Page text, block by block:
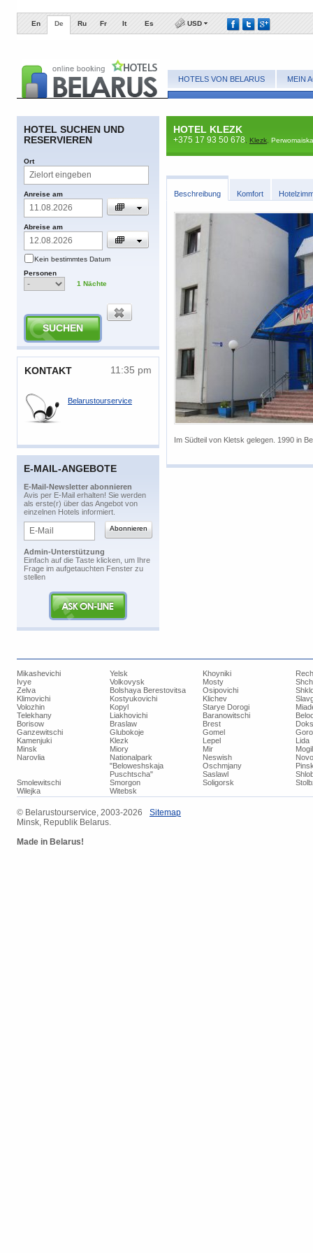
En De Ru Fr It Es USD
HOTELS VON BELARUS MEIN
​HOTEL SUCHEN UND
RESERVIEREN
​Ort
​Anreise am
​Abreise am
​Kein bestimmtes Datum
​Personen
1 ​Nächte
​KONTAKT 11:35 pm
Belarustourservice
E-MAIL-ANGEBOTE
​E-Mail-Newsletter abonnieren
​Avis per E-Mail erhalten! Sie werden
als erste(r) über das Angebot von
einzelnen Hotels informiert.
Admin-Unterstützung
​Einfach auf die Taste klicken, um Ihre
Frage im aufgetauchten Fenster zu
stellen
HOTEL KLEZK
+375 17 93 50 678 Klezk
​Beschreibung ​Komfort
Im Südteil von Kletsk gelegen. 1990 in
Mikashevichi Yelsk Khoyniki
Ivye
Volkovysk Mosty
Zelva
Bolshaya Berestovitsa Osipovichi
Klimovichi
Kostyukovichi Klichev
Volozhin
Kopyl Starye Dorogi
Telekhany
Liakhovichi Baranowitschi
Borisow
Braslaw Brest
Ganzewitschi
Glubokoje Gomel
Kamenjuki
Klezk Lepel
Lida
Minsk
Miory Mir
Narovlia
Nationalpark
"Beloweshskaja
Puschtscha"
Neswish
Oschmjany
Saslawl
Smolewitschi
Smorgon Soligorsk
Wilejka
Witebsk
© ​Belarustourservice, 2003-2026
Minsk, Republik Belarus.
Made in Belarus!
​Sitemap